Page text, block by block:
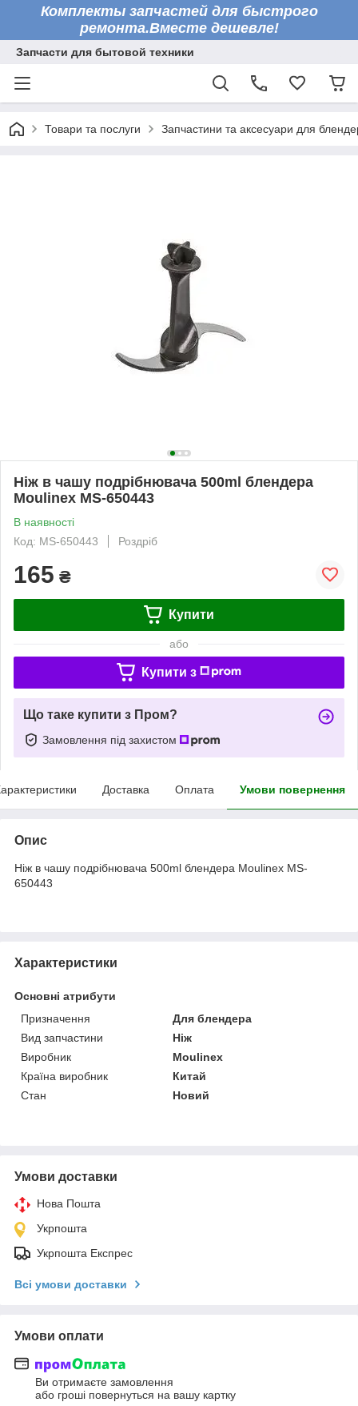
Комплекты запчастей для быстрого
ремонта.Вместе дешевле!
Запчасти для бытовой техники
Товари та послуги Запчастини та аксесуари для
Ніж в чашу подрібнювача 500ml блендера
Moulinex MS-650443
В наявності
Код: MS-650443
Роздріб
165 ₴
Купити
або
Купити з
Що таке купити з Пром?
Замовлення під захистом
Доставка Оплата Умови повернення
Опис
Ніж в чашу подрібнювача 500ml блендера Moulinex MS-
650443
Характеристики
Основні атрибути
Призначення
Для блендера
Вид запчастини
Ніж
Виробник
Moulinex
Країна виробник
Китай
Стан
Новий
Умови доставки
Нова Пошта
Укрпошта
Укрпошта Експрес
Всі умови доставки
Умови оплати
Ви отримаєте замовлення
або гроші повернуться на вашу картку